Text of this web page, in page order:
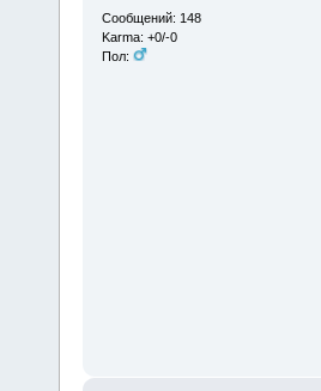
Сообщений: 148
Karma: +0/-0
Пол: